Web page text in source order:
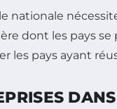
nationale
dont les pays
les pays ayant